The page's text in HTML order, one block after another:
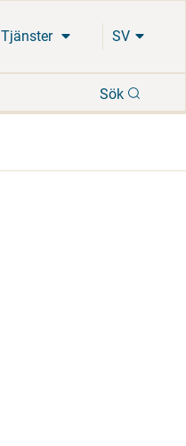
Tjänster SV
Sök